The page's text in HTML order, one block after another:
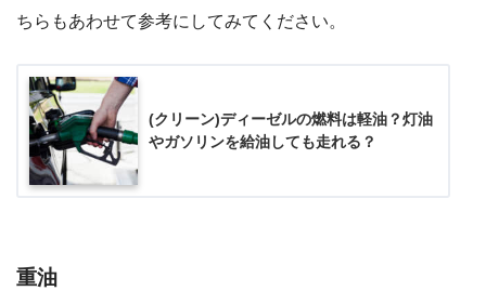
ちらもあわせて参考にしてみてください。
(クリーン)ディーゼルの燃料は軽油？灯油
やガソリンを給油しても走れる？
重油